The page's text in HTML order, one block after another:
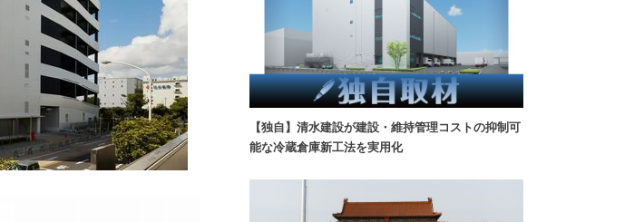
【独自】清水建設が建設・維持管理コストの抑制可
能な冷蔵倉庫新工法を実用化